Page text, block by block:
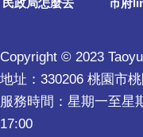
民政局怎麼去 市府
Copyright © 2023
地址：330206 桃園市
服務時間：星期一至星
17:00